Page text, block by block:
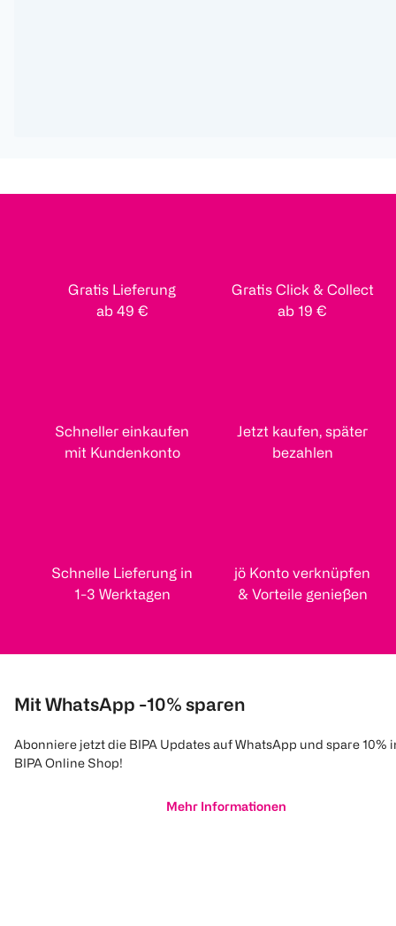
Gratis Lieferung
ab 49 €
Gratis Click & Collect
ab 19 €
Schneller einkaufen
mit Kundenkonto
Jetzt kaufen, später
bezahlen
Schnelle Lieferung in
1-3 Werktagen
jö Konto verknüpfen
& Vorteile genießen
Mit WhatsApp -10% sparen
Abonniere jetzt die BIPA Updates auf WhatsApp und spare 10%
BIPA Online Shop!
Mehr Informationen